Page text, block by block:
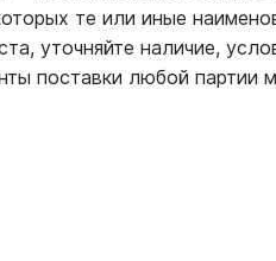
те или иные
уточняйте наличие,
поставки любой партии